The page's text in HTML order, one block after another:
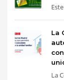
La
La